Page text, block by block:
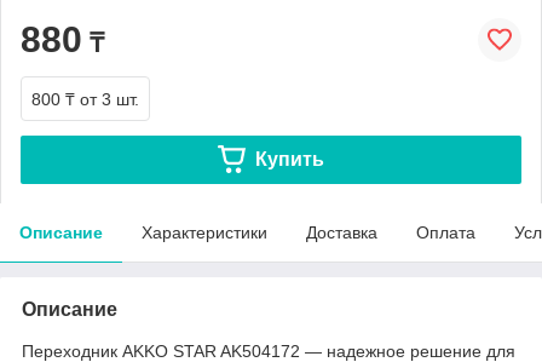
880 ₸
800 ₸ от 3 шт.
Купить
Описание Характеристики Доставка Оплата
Описание
Переходник AKKO STAR AK504172 — надежное решение для